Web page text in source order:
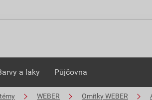
a laky Půjčovna
WEBER Omítky WEBER